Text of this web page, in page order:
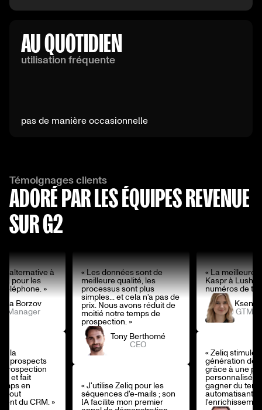
AU QUOTIDIEN
utilisation fréquente
pas de manière occasionnelle
Témoignages clients
ADORÉ PAR LES ÉQUIPES REVENUE
SUR G2
alternative à
pour les
»
Borzov
Manager
la
prospects
prospection
et fait
en
tout
du CRM. »
« Les données sont de
meilleure qualité, les
processus sont plus
simples... et cela n'a pas de
prix. Nous avons réduit de
moitié notre temps de
prospection. »
Tony Berthomé
CEO
« J'utilise Zeliq pour les
séquences d'e-mails ; son
IA facilite mon premier
« La meilleure
Kaspr à Lusha
numéros de
GTM
« Zeliq stimule
génération de
grâce à une
personnalisée
gagner du
automatisant